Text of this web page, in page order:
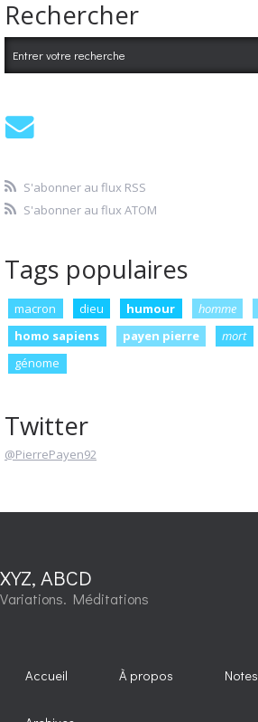
Rechercher
S'abonner au flux RSS
S'abonner au flux ATOM
Tags populaires
macron dieu humour homme
homo sapiens
payen pierre mort
génome
Twitter
@PierrePayen92
XYZ, ABCD
Variations. Méditations
Accueil À propos Notes